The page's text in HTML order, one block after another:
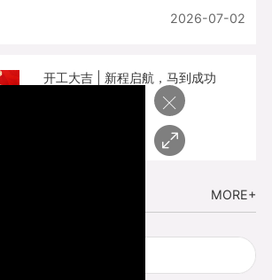
2026-07-02
开工大吉 | 新程启航，马到成功
MORE+
×